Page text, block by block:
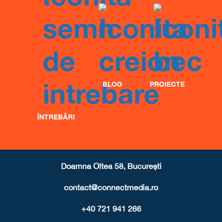
ÎNTREBĂRI
BLOG PROIECTE
Doamna Oltea 58, București
contact@connectmedia.ro
+40 721 941 266